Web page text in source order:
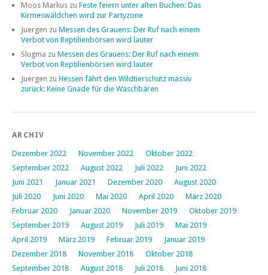
Moos Markus zu Feste feiern unter alten Buchen: Das
Kirmeswäldchen wird zur Partyzone
Juergen zu Messen des Grauens: Der Ruf nach einem
Verbot von Reptilienbörsen wird lauter
Slugma zu Messen des Grauens: Der Ruf nach einem
Verbot von Reptilienbörsen wird lauter
Juergen zu Hessen fährt den Wildtierschutz massiv
zurück: Keine Gnade für die Waschbären
ARCHIV
Dezember 2022 November 2022
Oktober 2022
September 2022
August 2022 Juli 2022
Juni 2022
Juni 2021
Januar 2021 Dezember 2020
August 2020
Juli 2020
Juni 2020 Mai 2020 April 2020
März 2020
Februar 2020
Januar 2020 November 2019
Oktober 2019
September 2019
August 2019 Juli 2019
Mai 2019
April 2019
März 2019 Februar 2019
Januar 2019
Dezember 2018
November 2018
Oktober 2018
September 2018
August 2018 Juli 2018
Juni 2018